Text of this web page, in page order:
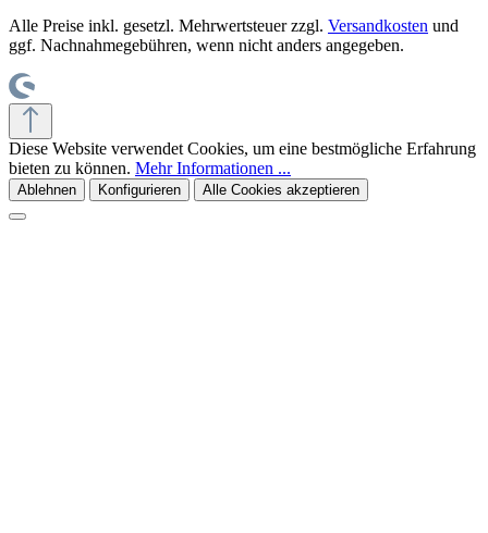
Alle Preise inkl. gesetzl. Mehrwertsteuer zzgl. Versandkosten und
ggf. Nachnahmegebühren, wenn nicht anders angegeben.
Diese Website verwendet Cookies, um eine bestmögliche Erfahrung
bieten zu können. Mehr Informationen ...
Ablehnen Konfigurieren Alle Cookies akzeptieren